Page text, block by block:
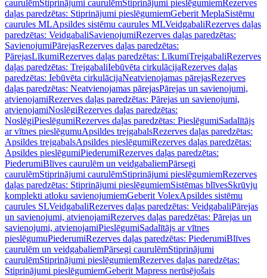
caurulēmStiprinājumi caurulēmStiprinājumi pieslēgumiemRezerves
daļas paredzētas: Stiprinājumi pieslēgumiemGeberit MeplaSistēmu
caurules MLApsildes sistēmu caurules MLVeidgabaliRezerves daļas
paredzētas: VeidgabaliSavienojumiRezerves daļas paredzētas:
SavienojumiPārejasRezerves daļas paredzētas:
PārejasLīkumiRezerves daļas paredzētas: LīkumiTrejgabaliRezerves
daļas paredzētas: TrejgabaliIebūvēta cirkulācijaRezerves daļas
paredzētas: Iebūvēta cirkulācijaNeatvienojamas pārejasRezerves
daļas paredzētas: Neatvienojamas pārejasPārejas un savienojumi,
atvienojamiRezerves daļas paredzētas: Pārejas un savienojumi,
atvienojamiNoslēgiRezerves daļas paredzētas:
NoslēgiPieslēgumiRezerves daļas paredzētas: PieslēgumiSadalītājs
ar vītnes pieslēgumuApsildes trejgabalsRezerves daļas paredzētas:
Apsildes trejgabalsApsildes pieslēgumiRezerves daļas paredzētas:
Apsildes pieslēgumiPiederumiRezerves daļas paredzētas:
PiederumiBlīves caurulēm un veidgabaliemPārsegi
caurulēmStiprinājumi caurulēmStiprinājumi pieslēgumiemRezerves
daļas paredzētas: Stiprinājumi pieslēgumiemSistēmas blīvesSkrūvju
komplekti atloku savienojumiemGeberit VolexApsildes sistēmu
caurules SLVeidgabaliRezerves daļas paredzētas: VeidgabaliPārejas
un savienojumi, atvienojamiRezerves daļas paredzētas: Pārejas un
savienojumi, atvienojamiPieslēgumiSadalītājs ar vītnes
pieslēgumuPiederumiRezerves daļas paredzētas: PiederumiBlīves
caurulēm un veidgabaliemPārsegi caurulēmStiprinājumi
caurulēmStiprinājumi pieslēgumiemRezerves daļas paredzētas:
Stiprinājumi pieslēgumiemGeberit Mapress nerūsējošais